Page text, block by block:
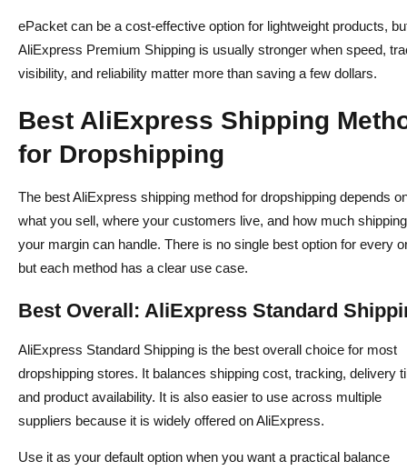
ePacket can be a cost-effective option for lightweight products,
AliExpress Premium Shipping is usually stronger when speed,
visibility, and reliability matter more than saving a few dollars.
Best AliExpress Shipping
for Dropshipping
The best AliExpress shipping method for dropshipping depends
what you sell, where your customers live, and how much
your margin can handle. There is no single best option for every
but each method has a clear use case.
Best Overall: AliExpress Standard
AliExpress Standard Shipping is the best overall choice for most
dropshipping stores. It balances shipping cost, tracking, delivery
and product availability. It is also easier to use across multiple
suppliers because it is widely offered on AliExpress.
Use it as your default option when you want a practical balance